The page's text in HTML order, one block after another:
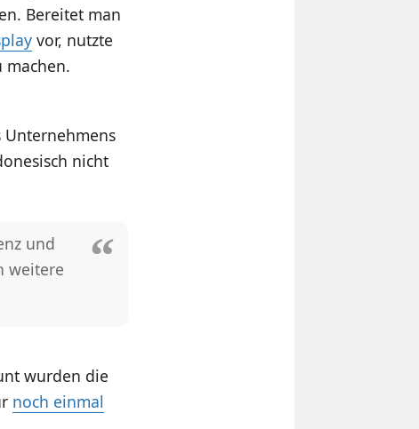
Bereitet man
vor, nutzte
machen.
nicht
und
weitere
wurden die
noch einmal